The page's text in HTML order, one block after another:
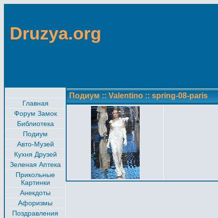
Druzya.org
Главная
Форум Замок
Библиотека
Подиум
Авто-Музей
Кухня Друзей
Зеленая Аптека
Прикольные
Картинки
Анекдоты
Афоризмы
Поздравления
Подиум :: Valentino :: spring-08-paris